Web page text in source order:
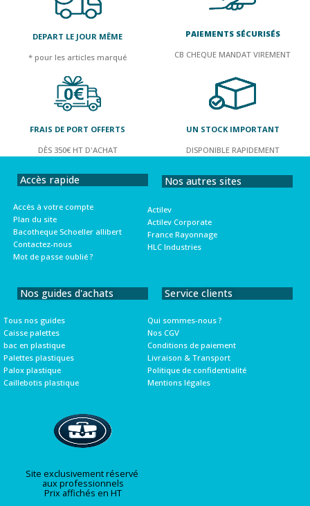
DEPART LE JOUR MÊME
* pour les articles marqué
PAIEMENTS SÉCURISÉS
CB CHEQUE MANDAT VIREMENT
FRAIS DE PORT OFFERTS
DÈS 350€ HT D'ACHAT
UN STOCK IMPORTANT
DISPONIBLE RAPIDEMENT
Accès rapide
Accès à votre compte
Plan du site
Bacotheque Schoeller allibert
Contactez-nous
Mot de passe oublié ?
Nos autres sites
Actilev
Actilev Corporate
France Rayonnage
HLC Industries
Nos guides d'achats
Tous nos guides
Caisse palettes
bac en plastique
Palettes plastiques
Palox plastique
Caillebotis plastique
Service clients
Qui sommes-nous ?
Nos CGV
Conditions de paiement
Livraison & Transport
Politique de confidentialité
Mentions légales
Site exclusivement réservé
aux professionnels
Prix affichés en HT